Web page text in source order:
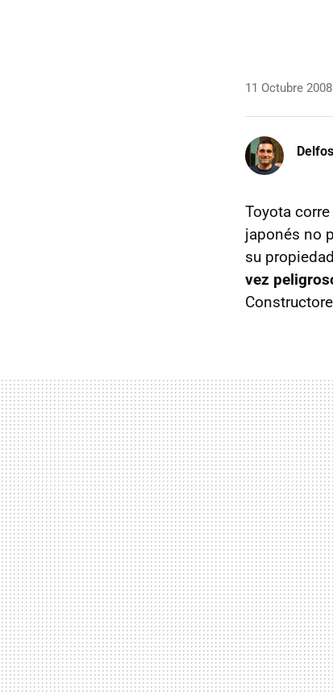
11 Octubre 2008
Delfos
Toyota
japonés no
su
vez